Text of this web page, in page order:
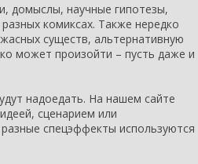
домыслы, научные гипотезы,
комиксах. Также нередко
существ, альтернативную
может произойти – пусть даже и
надоедать. На нашем сайте
сценарием или
спецэффекты используются